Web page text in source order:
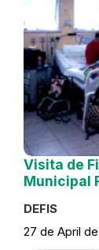
Visita de
Municipal
DEFIS
27 de April de